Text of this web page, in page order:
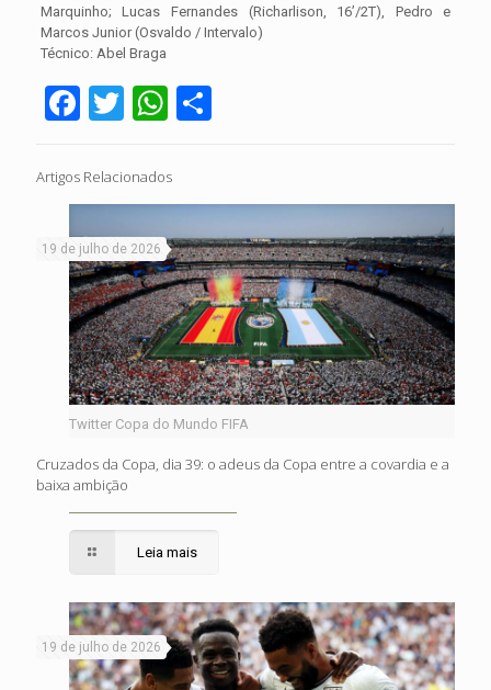
Marquinho; Lucas Fernandes (Richarlison, 16’/2T), Pedro e
Marcos Junior (Osvaldo / Intervalo)
Técnico: Abel Braga
Facebook
TwitterWhatsApp
Share
Artigos Relacionados
Twitter Copa do Mundo FIFA
19 de julho de 2026
Cruzados da Copa, dia 39: o adeus da Copa entre a covardia e a
baixa ambição
Leia mais
19 de julho de 2026